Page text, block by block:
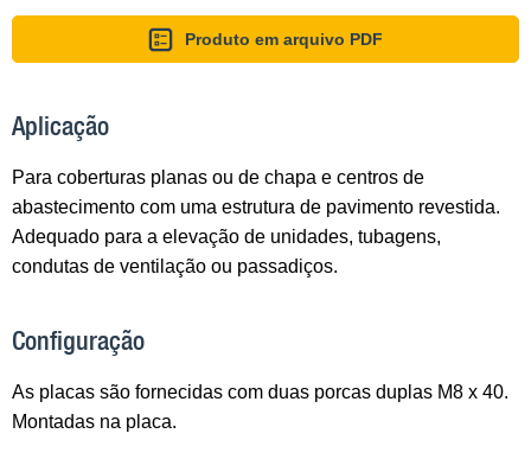
Produto em arquivo PDF
Aplicação
Para coberturas planas ou de chapa e centros de
abastecimento com uma estrutura de pavimento revestida.
Adequado para a elevação de unidades, tubagens,
condutas de ventilação ou passadiços.
Configuração
As placas são fornecidas com duas porcas duplas M8 x 40.
Montadas na placa.